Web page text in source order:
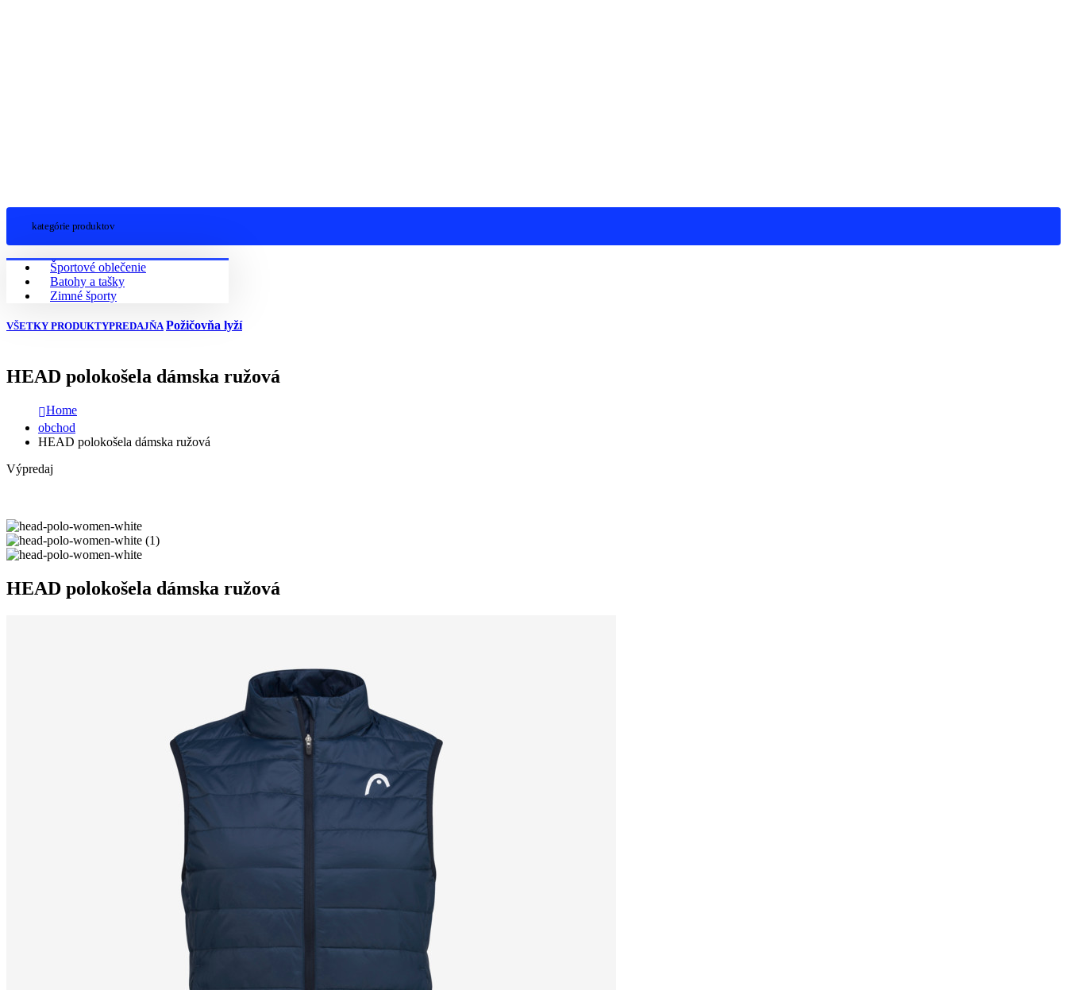
kategórie produktov
Športové oblečenie
Batohy a tašky
Zimné športy
VŠETKY PRODUKTYPREDAJŇA Požičovňa lyží
HEAD polokošela dámska ružová
Home
obchod
HEAD polokošela dámska ružová
Výpredaj
HEAD polokošela dámska ružová